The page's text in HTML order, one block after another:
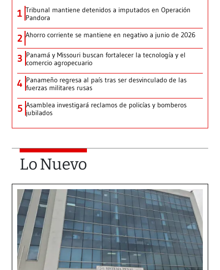
1 Tribunal mantiene detenidos a imputados en Operación
Pandora
2 Ahorro corriente se mantiene en negativo a junio de 2026
3 Panamá y Missouri buscan fortalecer la tecnología y el
comercio agropecuario
4 Panameño regresa al país tras ser desvinculado de las
fuerzas militares rusas
5 Asamblea investigará reclamos de policías y bomberos
jubilados
Lo Nuevo